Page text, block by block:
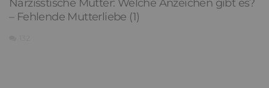
Narzisstische Mutter: Welche Anzeichen gibt es?
– Fehlende Mutterliebe (1)